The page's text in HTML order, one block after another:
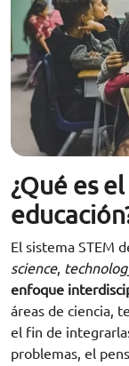
¿Qué es
El sistema STEM
science,
enfoque
áreas de ciencia,
el fin de
problemas, el